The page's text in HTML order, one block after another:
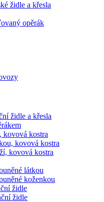
židle a křesla
opěrák
židle a křesla
kovová kostra
kovová kostra
kovová kostra
látkou
koženkou
židle
židle